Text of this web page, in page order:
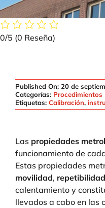
0/5 (0 Reseña)
Published On: 20 de
Categorías: Procedimientos
Etiquetas: Calibración,
Las propiedades
funcionamiento de
Estas propiedades
movilidad, repetibilidad
calentamiento y
llevados a cabo en las